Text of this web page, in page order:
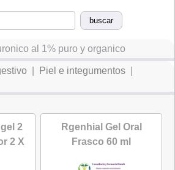
al 1% puro y organico
Piel e integumentos
2
2 X
Rgenhial Gel Oral
Frasco 60 ml